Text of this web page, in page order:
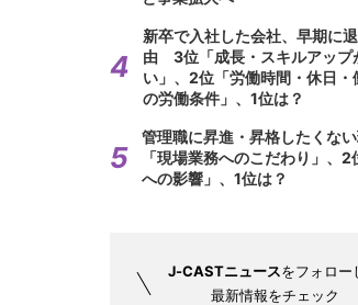
新卒で入社した会社、早期に
由 3位「成長・スキルアップ
い」、2位「労働時間・休日・
の労働条件」、1位は？
管理職に昇進・昇格したくな
「現場業務へのこだわり」、2
への影響」、1位は？
J-CASTニュースをフォロー
最新情報をチェック